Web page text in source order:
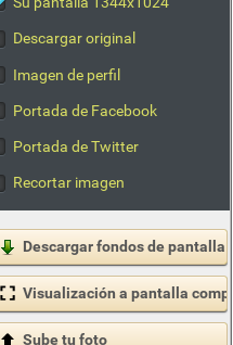
Descargar original
Imagen de perfil
Portada de Facebook
Portada de Twitter
Recortar imagen
Descargar fondos de pantalla
Visualización a pantalla
Sube tu foto